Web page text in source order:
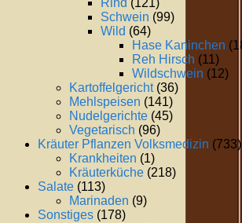
Schwein (99)
Wild (64)
Hase Kaninchen
Reh Hirsch (11)
Wildschwein (12)
Kartoffelgericht(36)
Mehlspeisen (141)
Nudelgerichte (45)
Vegetarisch (96)
Kräuter Pflanzen Volksmedizin (733)
Krankheiten (1)
Kräuterküche (218)
Salate (113)
Marinaden (9)
Sonstiges (178)